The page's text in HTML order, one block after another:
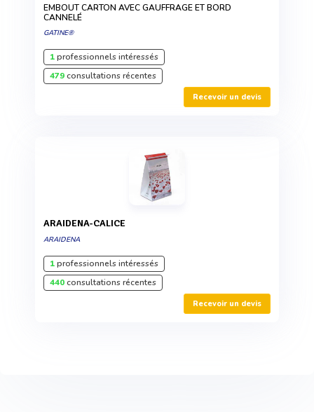
EMBOUT CARTON AVEC GAUFFRAGE ET BORD
CANNELÉ
GATINE®
1professionnels intéressés
479consultations récentes
Recevoir un devis
ARAIDENA-CALICE
ARAIDENA
1professionnels intéressés
440consultations récentes
Recevoir un devis